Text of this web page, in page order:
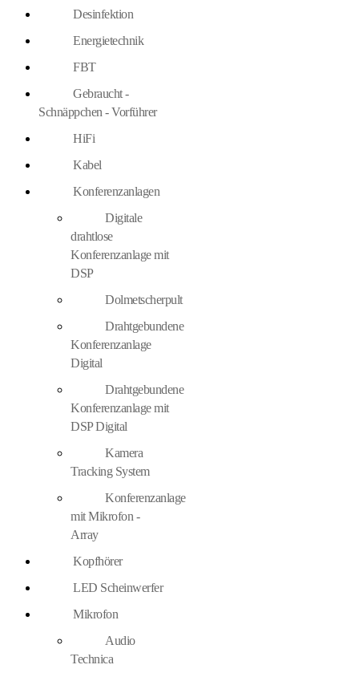
Desinfektion
Energietechnik
FBT
Gebraucht -
Schnäppchen - Vorführer
HiFi
Kabel
Konferenzanlagen
Digitale
drahtlose
Konferenzanlage mit
DSP
Dolmetscherpult
Drahtgebundene
Konferenzanlage
Digital
Drahtgebundene
Konferenzanlage mit
DSP Digital
Kamera
Tracking System
Konferenzanlage
mit Mikrofon -
Array
Kopfhörer
LED Scheinwerfer
Mikrofon
Audio
Technica